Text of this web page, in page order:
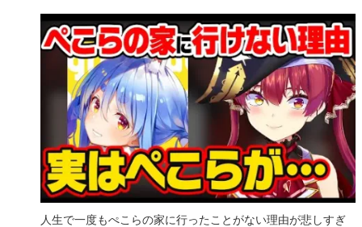
人生で一度もぺこらの家に行ったことがない理由が悲しすぎ